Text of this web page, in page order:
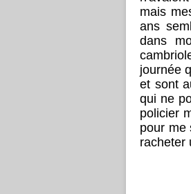
mais
ans
dans
journée
et sont
qui ne
policier
pour me
racheter